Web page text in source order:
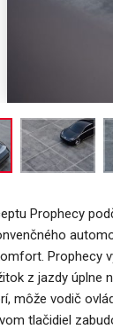
Prophecy
Prophecy
z jazdy úplne
môže vodič
tlačidiel